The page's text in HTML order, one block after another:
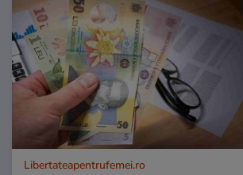
Libertateapentrufemei.ro